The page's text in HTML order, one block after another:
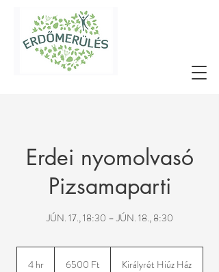
Erdei nyomolvasó
Pizsamaparti
JÚN. 17., 18:30 – JÚN. 18., 8:30
4 hr4
forint6500 Ft Királyrét Hiúz Ház